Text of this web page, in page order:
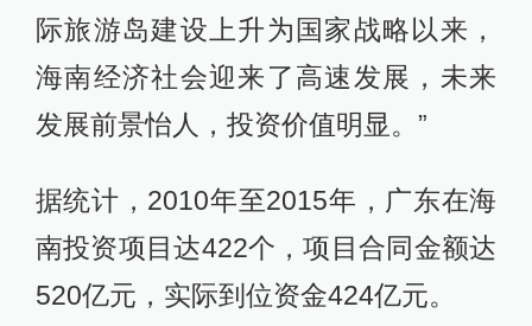
际旅游岛建设上升为国家战略以来，
海南经济社会迎来了高速发展，未来
发展前景怡人，投资价值明显。”
据统计，2010年至2015年，广东在海
南投资项目达422个，项目合同金额达
520亿元，实际到位资金424亿元。